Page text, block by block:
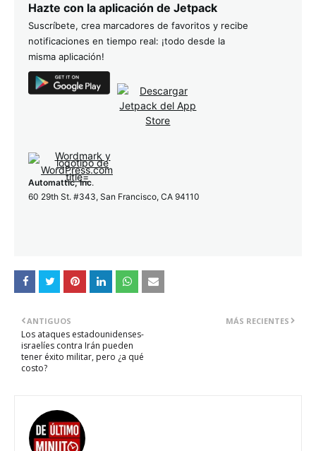
Hazte con la aplicación de Jetpack
Suscríbete, crea marcadores de favoritos y recibe
notificaciones en tiempo real: ¡todo desde la
misma aplicación!
Automattic, Inc.
60 29th St. #343, San Francisco, CA 94110
MÁS RECIENTES
ANTIGUOS
Los ataques estadounidenses-
israelíes contra Irán pueden
tener éxito militar, pero ¿a qué
costo?